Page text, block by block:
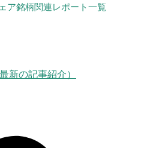
ア銘柄関連レポート一覧
新の記事紹介）